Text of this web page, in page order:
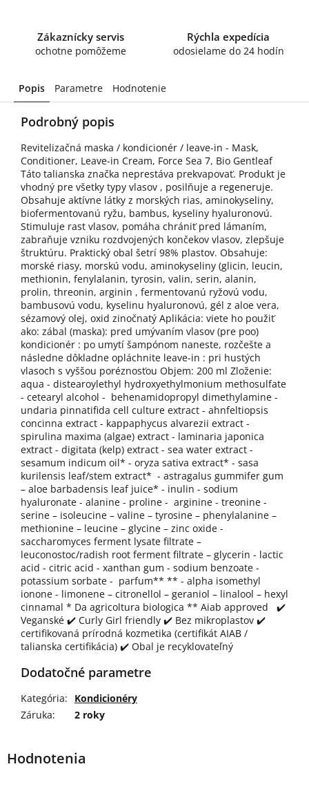
Zákaznícky servis
ochotne pomôžeme
Rýchla expedícia
odosielame do 24 hodín
Popis Parametre Hodnotenie
Podrobný popis
Revitelizačná maska / kondicionér / leave-in - Mask,
Conditioner, Leave-in Cream, Force Sea 7, Bio Gentleaf
Táto talianska značka neprestáva prekvapovať. Produkt je
vhodný pre všetky typy vlasov , posilňuje a regeneruje.
Obsahuje aktívne látky z morských rias, aminokyseliny,
biofermentovanú ryžu, bambus, kyseliny hyaluronovú.
Stimuluje rast vlasov, pomáha chrániť pred lámaním,
zabraňuje vzniku rozdvojených končekov vlasov, zlepšuje
štruktúru. Praktický obal šetrí 98% plastov. Obsahuje:
morské riasy, morskú vodu, aminokyseliny (glicin, leucin,
methionin, fenylalanin, tyrosin, valin, serin, alanin,
prolin, threonin, arginin , fermentovanú ryžovú vodu,
bambusovú vodu, kyselinu hyaluronovú, gél z aloe vera,
sézamový olej, oxid zinočnatý Aplikácia: viete ho použiť
ako: zábal (maska): pred umývaním vlasov (pre poo)
kondicionér : po umytí šampónom naneste, rozčešte a
následne dôkladne opláchnite leave-in : pri hustých
vlasoch s vyššou poréznosťou Objem: 200 ml Zloženie:
aqua - distearoylethyl hydroxyethylmonium methosulfate
- cetearyl alcohol - behenamidopropyl dimethylamine -
undaria pinnatifida cell culture extract - ahnfeltiopsis
concinna extract - kappaphycus alvarezii extract -
spirulina maxima (algae) extract - laminaria japonica
extract - digitata (kelp) extract - sea water extract -
sesamum indicum oil* - oryza sativa extract* - sasa
kurilensis leaf/stem extract* - astragalus gummifer gum
– aloe barbadensis leaf juice* - inulin - sodium
hyaluronate - alanine - proline - arginine - treonine -
serine – isoleucine – valine – tyrosine – phenylalanine –
methionine – leucine – glycine – zinc oxide -
saccharomyces ferment lysate filtrate –
leuconostoc/radish root ferment filtrate – glycerin - lactic
acid - citric acid - xanthan gum - sodium benzoate -
potassium sorbate - parfum** ** - alpha isomethyl
ionone - limonene – citronellol – geraniol – linalool – hexyl
cinnamal * Da agricoltura biologica ** Aiab approved ✔️
Veganské ✔️ Curly Girl friendly ✔️ Bez mikroplastov ✔️
certifikovaná prírodná kozmetika (certifikát AIAB /
talianska certifikácia) ✔️ Obal je recyklovateľný
Dodatočné parametre
Kategória:
Kondicionéry
Záruka: 2 roky